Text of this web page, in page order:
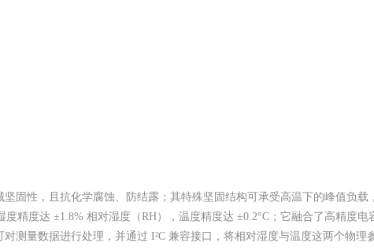
固性，且抗化学腐蚀、防结露；其特殊坚固结构可承受高温下的峰值负
精度达 ±1.8% 相对湿度（RH），温度精度达 ±0.2°C；它融合了高精度
测量数据进行处理，并通过 I²C 兼容接口，将相对湿度与温度这两个物